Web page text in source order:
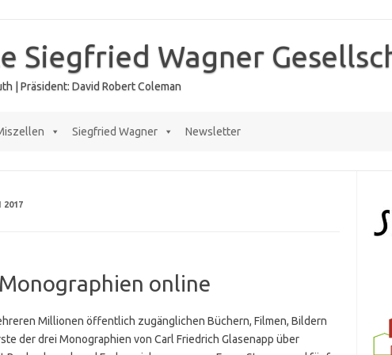
Siegfried Wagner
| Präsident: David Robert Coleman
Siegfried Wagner Newsletter
2017
online
Millionen öffentlich zugänglichen Büchern, Filmen, Bildern
der drei Monographien von Carl Friedrich Glasenapp über